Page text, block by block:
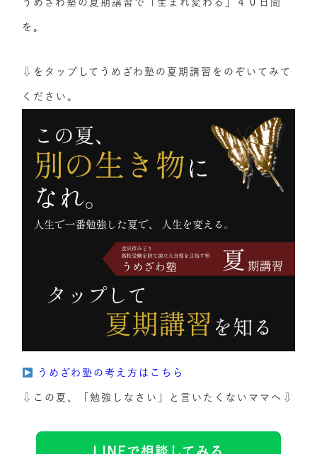
を。
⇩をタップしてうめざわ塾の夏期講習をのぞいてみて
ください。
うめざわ塾の考え方はこちら
⇩この夏、「勉強しなさい」と言いたくないママへ⇩
LINEで相談してみる